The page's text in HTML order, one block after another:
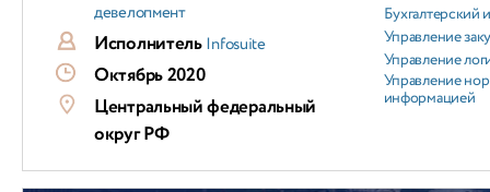
девелопмент
ИсполнительInfosuite
Октябрь 2020
Центральный федеральный
округ РФ
Бухгалтерский
Управление
Управление
Управление
информацией